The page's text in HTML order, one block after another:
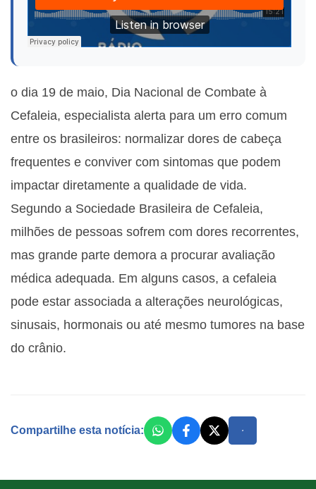
o dia 19 de maio, Dia Nacional de Combate à
Cefaleia, especialista alerta para um erro comum
entre os brasileiros: normalizar dores de cabeça
frequentes e conviver com sintomas que podem
impactar diretamente a qualidade de vida.
Segundo a Sociedade Brasileira de Cefaleia,
milhões de pessoas sofrem com dores recorrentes,
mas grande parte demora a procurar avaliação
médica adequada. Em alguns casos, a cefaleia
pode estar associada a alterações neurológicas,
sinusais, hormonais ou até mesmo tumores na base
do crânio.
Compartilhe esta notícia: